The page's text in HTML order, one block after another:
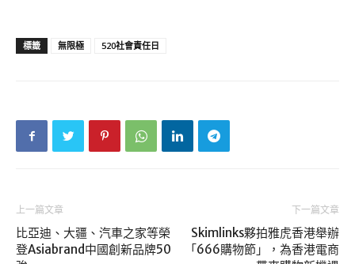
標籤 無限極 520社會責任日
上一篇文章
比亞迪、大疆、汽車之家等榮
登Asiabrand中國創新品牌50
下一篇文章
Skimlinks夥拍雅虎香港舉辦
「666購物節」，為香港電商